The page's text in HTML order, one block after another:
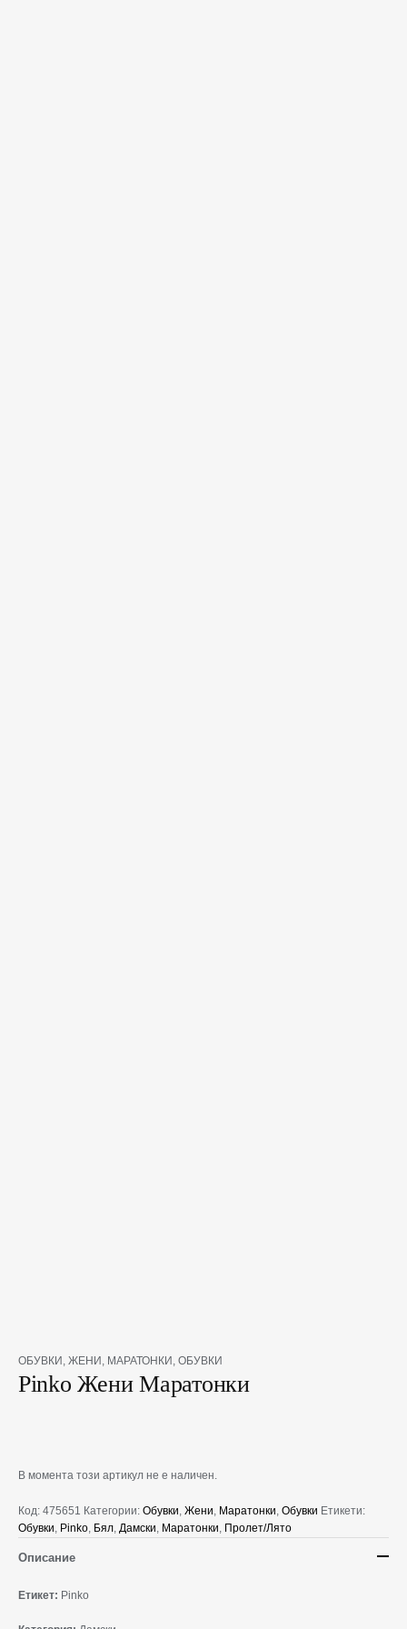
OБУВКИ ЖЕНИ МАРАТОНКИ ОБУВКИ
Pinko Жени Маратонки
В момента този артикул не е наличен.
Код: 475651 Категории: Oбувки, Жени, Маратонки, Обувки Етикети:
Oбувки, Pinko, Бял, Дамски, Маратонки, Пролет/Лято
Описание
Етикет: Pinko